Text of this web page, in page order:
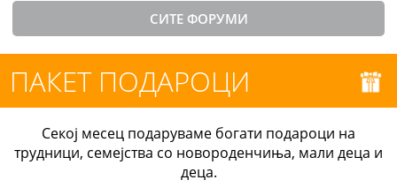
СИТЕ ФОРУМИ
ПАКЕТ ПОДАРОЦИ
Секој месец подаруваме богати подароци на
трудници, семејства со новороденчиња, мали деца и
деца.